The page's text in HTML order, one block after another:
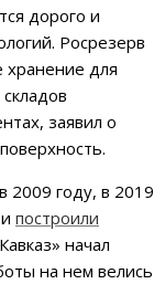
дорого и
Росрезерв
хранение для
заявил о
2009 году, в 2019
построили
начал
на нем велись